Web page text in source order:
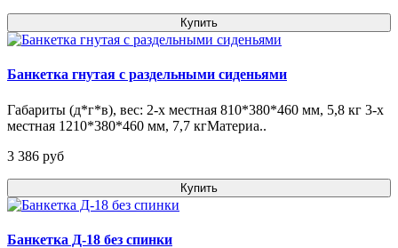
Купить
Банкетка гнутая с раздельными сиденьями
Габариты (д*г*в), вес: 2-х местная 810*380*460 мм, 5,8 кг 3-х
местная 1210*380*460 мм, 7,7 кгМатериа..
3 386 pуб
Купить
Банкетка Д-18 без спинки